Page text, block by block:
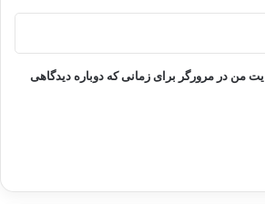
من در مرورگر برای زمانی که دوباره دیدگاهی